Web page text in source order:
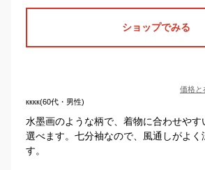
ショップでみる
価格と
кккк(60代・男性)
水墨画のような柄で、着物に合わせやす
選べます。七分袖なので、風通しがよく
す。